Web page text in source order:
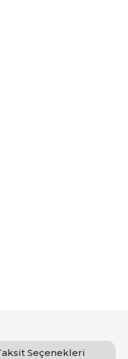
Seçenekleri